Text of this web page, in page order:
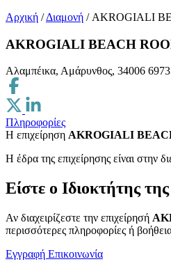
Αρχική / Διαμονή / AKROGIALI
AKROGIALI BEACH
Αλαμπέικα, Αμάρυνθος, 34006
Πληροφορίες
Η επιχείρηση AKROGIALI
H έδρα της επιχείρησης είναι στην
Είστε ο Ιδιοκτήτης
Αν διαχειρίζεστε την επιχείρησή
περισσότερες πληροφορίες ή
Εγγραφή Επικοινωνία